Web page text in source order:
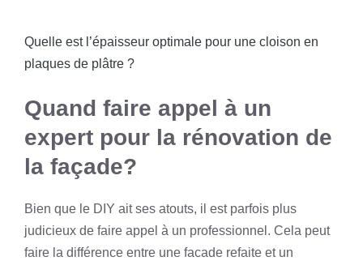
Quelle est l’épaisseur optimale pour une cloison en
plaques de plâtre ?
Quand faire appel à un
expert pour la rénovation de
la façade?
Bien que le DIY ait ses atouts, il est parfois plus
judicieux de faire appel à un professionnel. Cela peut
faire la différence entre une facade refaite et un